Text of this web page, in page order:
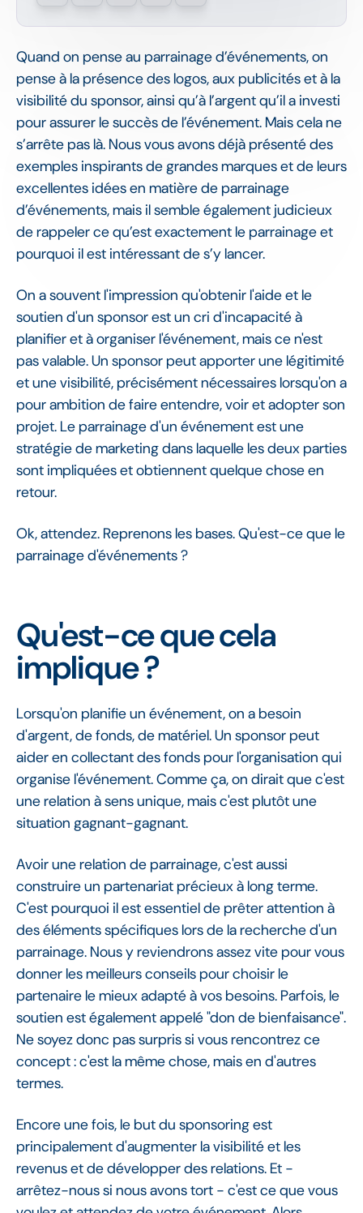
Quand on pense au parrainage d’événements, on
pense à la présence des logos, aux publicités et à la
visibilité du sponsor, ainsi qu’à l’argent qu’il a investi
pour assurer le succès de l’événement. Mais cela ne
s’arrête pas là. Nous vous avons déjà présenté des
exemples inspirants de grandes marques et de leurs
excellentes idées en matière de parrainage
d’événements, mais il semble également judicieux
de rappeler ce qu’est exactement le parrainage et
pourquoi il est intéressant de s’y lancer.
On a souvent l'impression qu'obtenir l'aide et le
soutien d'un sponsor est un cri d'incapacité à
planifier et à organiser l'événement, mais ce n'est
pas valable. Un sponsor peut apporter une légitimité
et une visibilité, précisément nécessaires lorsqu'on a
pour ambition de faire entendre, voir et adopter son
projet. Le parrainage d'un événement est une
stratégie de marketing dans laquelle les deux parties
sont impliquées et obtiennent quelque chose en
retour.
Ok, attendez. Reprenons les bases. Qu'est-ce que le
parrainage d'événements ?
Qu'est-ce que cela
implique ?
Lorsqu'on planifie un événement, on a besoin
d'argent, de fonds, de matériel. Un sponsor peut
aider en collectant des fonds pour l'organisation qui
organise l'événement. Comme ça, on dirait que c'est
une relation à sens unique, mais c'est plutôt une
situation gagnant-gagnant.
Avoir une relation de parrainage, c'est aussi
construire un partenariat précieux à long terme.
C'est pourquoi il est essentiel de prêter attention à
des éléments spécifiques lors de la recherche d'un
parrainage. Nous y reviendrons assez vite pour vous
donner les meilleurs conseils pour choisir le
partenaire le mieux adapté à vos besoins. Parfois, le
soutien est également appelé "don de bienfaisance".
Ne soyez donc pas surpris si vous rencontrez ce
concept : c'est la même chose, mais en d'autres
termes.
Encore une fois, le but du sponsoring est
principalement d'augmenter la visibilité et les
revenus et de développer des relations. Et -
arrêtez-nous si nous avons tort - c'est ce que vous